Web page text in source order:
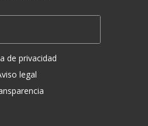
de privacidad
legal